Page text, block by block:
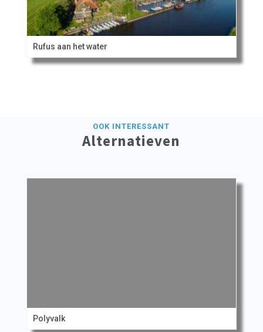
Rufus aan het water
OOK INTERESSANT
Alternatieven
Polyvalk